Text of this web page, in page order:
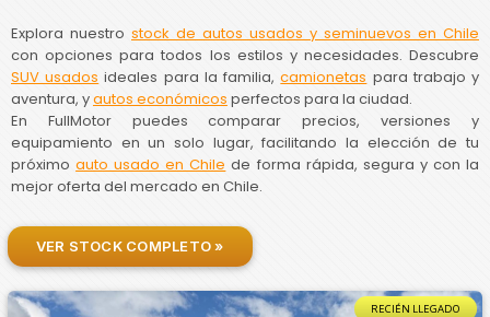
Explora nuestro stock de autos usados y seminuevos en Chile
con opciones para todos los estilos y necesidades. Descubre
SUV usados ideales para la familia,camionetas para trabajo y
aventura, yautos económicos perfectos para la ciudad.
En FullMotor puedes comparar precios, versiones y
equipamiento en un solo lugar, facilitando la elección de tu
próximoauto usado en Chile de forma rápida, segura y con la
mejor oferta del mercado en Chile.
VER STOCK COMPLETO »
RECIÉN LLEGADO